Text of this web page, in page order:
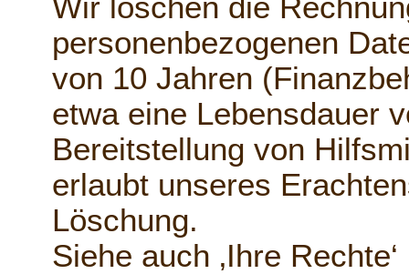
Wir löschen die
personenbezogenen
von 10 Jahren
etwa eine Lebensdauer
Bereitstellung von
erlaubt unseres
Löschung.
Siehe auch ‚Ihre Rechte‘